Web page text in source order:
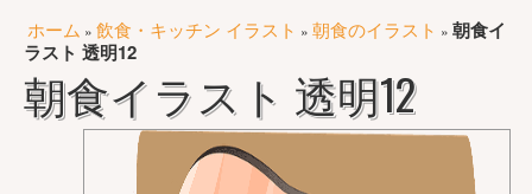
ホーム » 飲食・キッチン イラスト » 朝食のイラスト » 朝食イ
ラスト 透明12
朝食イラスト 透明12